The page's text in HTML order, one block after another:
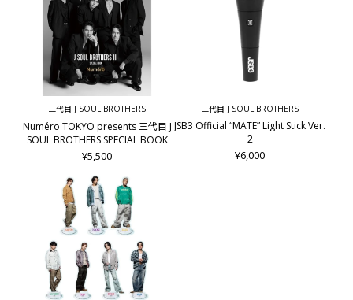
■特典映像
＜本編ディスク＞
●予告編集（特報①・特報②・予告編・TV SPOT「衝撃の結末
編」「華麗なる一族編」「魔犬の呪い編」)
＜特典ディスクDVD ①＞
●ビジュアル・コメンタリー（ディーン・フジオカ×岩田剛典×
●公開記念特番 「誉獅子雄の華麗なる休日」ロングバージョ
＜特典ディスクDVD ②＞
●SNS動画集
「ディーン・フジオカ、岩田剛典のご意犬箱 あっち向いてホ
イ！対決」 /「ディーン・フジオカ、岩田剛典が番犬ガオガオ
で真剣勝負！」 /「バスカヴィルご意犬箱 キャスト編 椎名桔
平/稲森いずみ/小泉孝太郎/広末涼子/新木優子/佐々木蔵之介」
/「バスカヴィルご意犬箱 西谷弘監督編」 /「バスカヴィル家
の犬ちょい見せメイキング 顔面最強バディ 獅子雄と若宮編」 /
三代目 J SOUL BROTHERS
Numéro TOKYO presents 三代目 J
SOUL BROTHERS SPECIAL BOOK
¥5,500
三代目 J SOUL BROTHERS
JSB3 Official “MATE” Light Stick Ver.
2
¥6,000